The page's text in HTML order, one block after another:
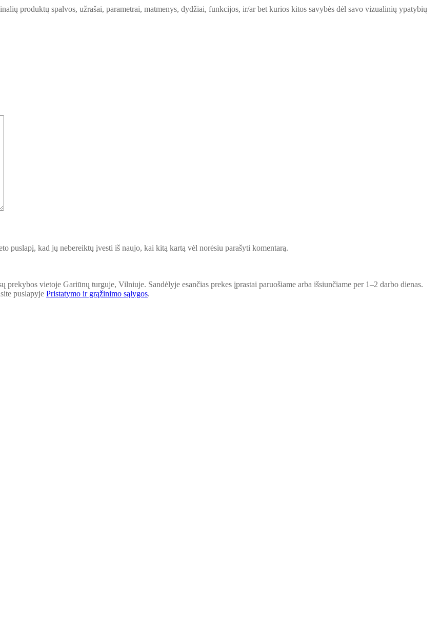
produktų spalvos, užrašai, parametrai, matmenys, dydžiai, funkcijos, ir/ar bet kurios kitos savybės dėl savo vizualinių ypatybių
puslapį, kad jų nebereiktų įvesti iš naujo, kai kitą kartą vėl norėsiu parašyti komentarą.
vietoje Gariūnų turguje, Vilniuje. Sandėlyje esančias prekes įprastai paruošiame arba išsiunčiame per 1–2 darbo dienas.
puslapyje Pristatymo ir grąžinimo sąlygos.